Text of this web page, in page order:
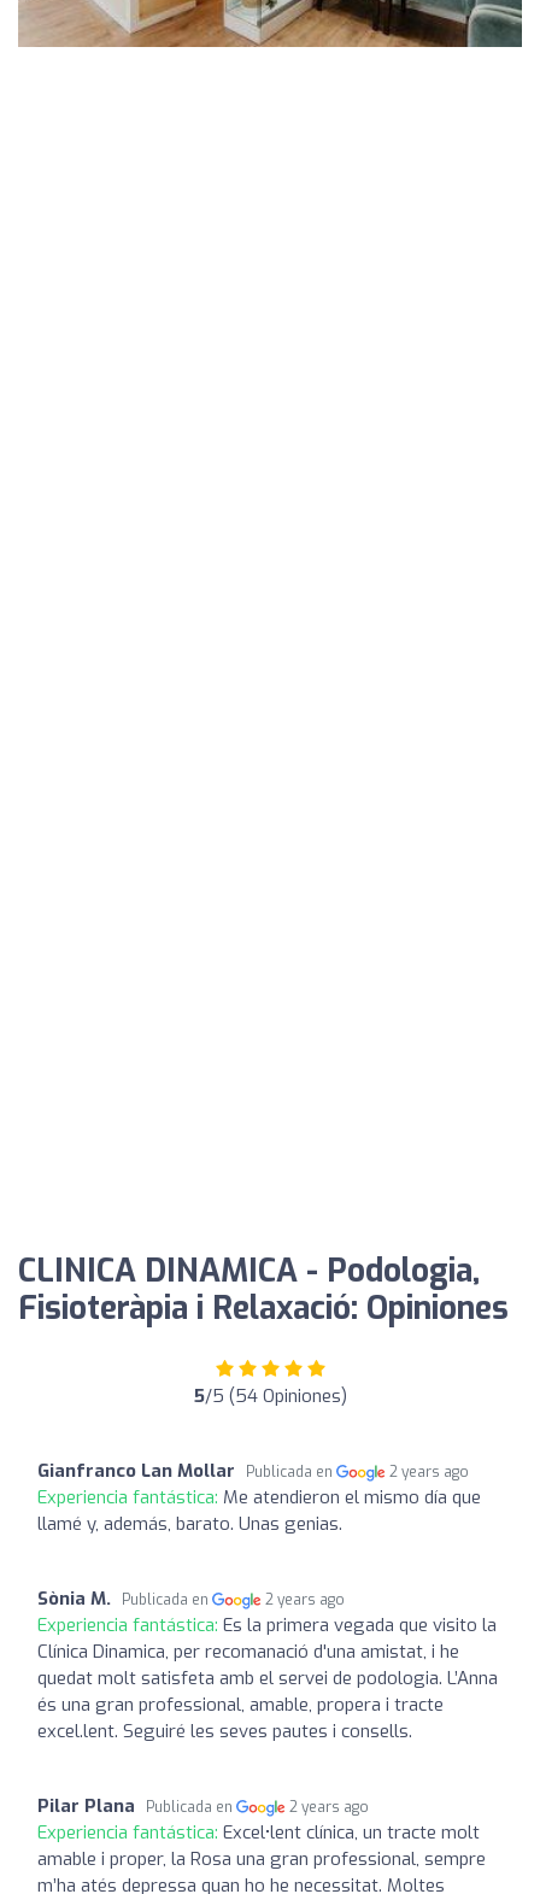
CLINICA DINAMICA - Podologia,
Fisioteràpia i Relaxació: Opiniones
5/5 (54 Opiniones)
Gianfranco Lan Mollar Publicada en 2 years ago
Experiencia fantástica: Me atendieron el mismo día que
llamé y, además, barato. Unas genias.
Sònia M. Publicada en 2 years ago
Experiencia fantástica: Es la primera vegada que visito la
Clínica Dinamica, per recomanació d'una amistat, i he
quedat molt satisfeta amb el servei de podologia. L’Anna
és una gran professional, amable, propera i tracte
excel.lent. Seguiré les seves pautes i consells.
Pilar Plana Publicada en 2 years ago
Experiencia fantástica: Excel•lent clínica, un tracte molt
amable i proper, la Rosa una gran professional, sempre
m’ha atés depressa quan ho he necessitat. Moltes